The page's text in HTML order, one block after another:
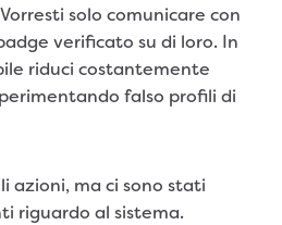
solo comunicare con
verificato su di loro. In
riduci costantemente
falso profili di
azioni, ma ci sono stati
riguardo al sistema.